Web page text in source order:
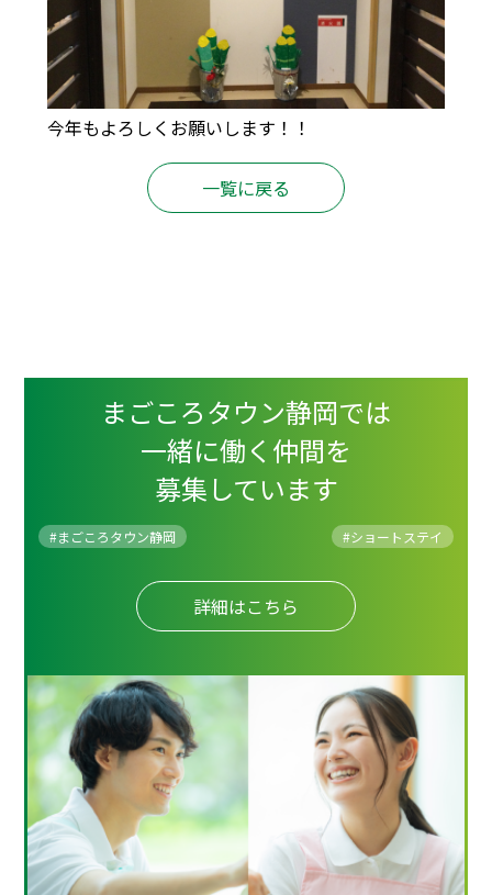
今年もよろしくお願いします！！
一覧に戻る
まごころタウン静岡では
一緒に働く仲間を
募集しています
#まごころタウン静岡 #ショートステイ
詳細はこちら